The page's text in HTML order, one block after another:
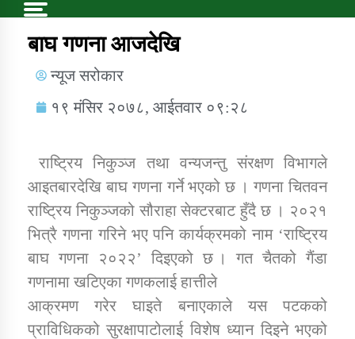
Trending Now
डिभिजन कार्यालय जुम्लाको सुचना सन्देश
कर्णाली प्रविधि शिक्षालय जुम्लाको सुचना
बाघ गणना आजदेखि
न्यूज सरोकार
१९ मंसिर २०७८, आईतवार ०९:२८
राष्ट्रिय निकुञ्ज तथा वन्यजन्तु संरक्षण विभागले
आइतबारदेखि बाघ गणना गर्ने भएको छ । गणना चितवन
राष्ट्रिय निकुञ्जको सौराहा सेक्टरबाट हुँदै छ । २०२१
भित्रै गणना गरिने भए पनि कार्यक्रमको नाम ‘राष्ट्रिय
बाघ गणना २०२२’ दिइएको छ । गत चैतको गैंडा
गणनामा खटिएका गणकलाई हात्तीले
आक्रमण गरेर घाइते बनाएकाले यस पटकको
प्राविधिकको सुरक्षापाटोलाई विशेष ध्यान दिइने भएको